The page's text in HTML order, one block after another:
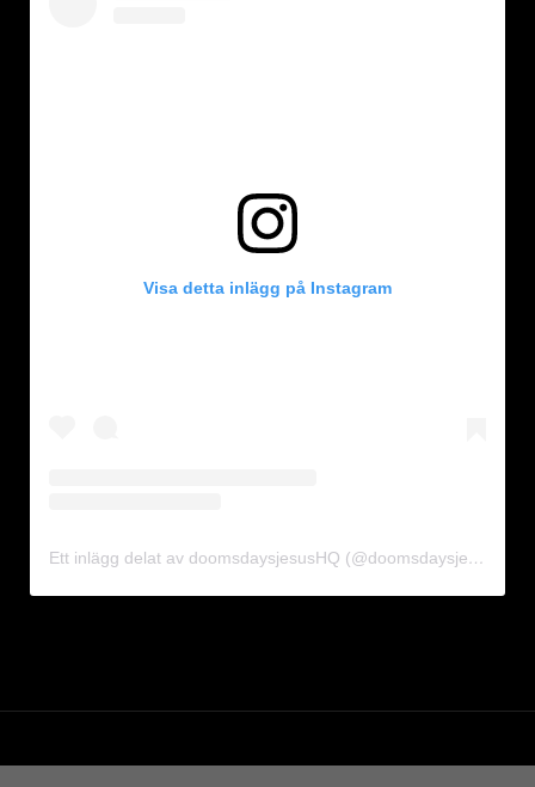
Visa detta inlägg på Instagram
Ett inlägg delat av doomsdaysjesusHQ (@doomsdaysjesus)